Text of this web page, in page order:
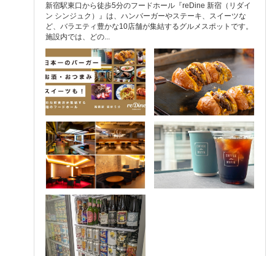
新宿駅東口から徒歩5分のフードホール『reDine 新宿（リダイ
ン シンジュク）』は、ハンバーガーやステーキ、スイーツな
ど、バラエティ豊かな10店舗が集結するグルメスポットです。
施設内では、どの...